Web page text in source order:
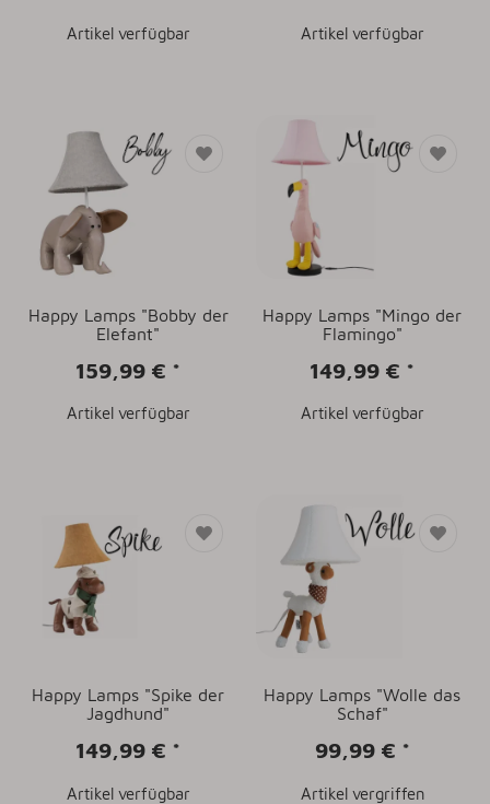
Artikel verfügbar Artikel verfügbar
Happy Lamps "Bobby der
Elefant"
159,99 € *
Artikel verfügbar
Happy Lamps "Mingo der
Flamingo"
149,99 € *
Artikel verfügbar
Happy Lamps "Spike der
Jagdhund"
149,99 € *
Artikel verfügbar
Happy Lamps "Wolle das
Schaf"
99,99 € *
Artikel vergriffen